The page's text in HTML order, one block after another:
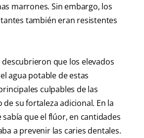
marrones. Sin embargo, los
también eran resistentes
que los elevados
agua potable de estas
culpables de las
de su fortaleza adicional. En la
sabía que el flúor, en cantidades
a prevenir las caries dentales.